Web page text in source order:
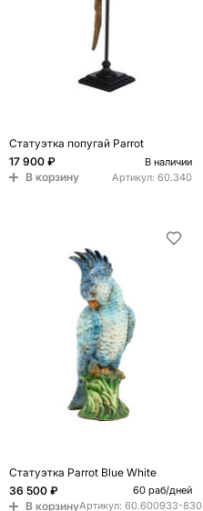
Статуэтка попугай Parrot
17 900 ₽
В наличии
В корзину Артикул: 60.340
Статуэтка Parrot Blue White
36 500 ₽
60 раб/дней
В корзинуАртикул: 60.600933-830